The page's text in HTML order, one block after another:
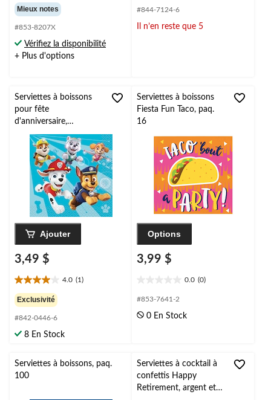
étoile(s)
sur
5.
8
évaluations
Mieux notes
#853-8207X
Vérifiez la disponibilité
+ Plus d'options
étoile(s)
5.
#844-7124-6
Il n’en reste que 5
Serviettes à boissons
pour fête
d'anniversaire,
Aventures de la
Pat'Patrouille, petit,
paq. 16
Ajouter
3,49 $
4.0 (1)
4.0
étoile(s)
sur
5.
1
Exclusivité
#842-0446-6
8 En Stock
Serviettes à boissons
Fiesta Fun Taco, paq.
16
Options
3,99 $
0.0 (0)
étoile(s)
5.
#853-7641-2
0 En Stock
Serviettes à boissons, paq.
100
Serviettes à cocktail à
confettis Happy
Retirement, argent et